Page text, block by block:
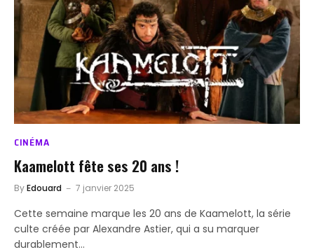
CINÉMA
Kaamelott fête ses 20 ans !
ByEdouard 7 janvier 2025
Cette semaine marque les 20 ans de Kaamelott, la série
culte créée par Alexandre Astier, qui a su marquer
durablement…